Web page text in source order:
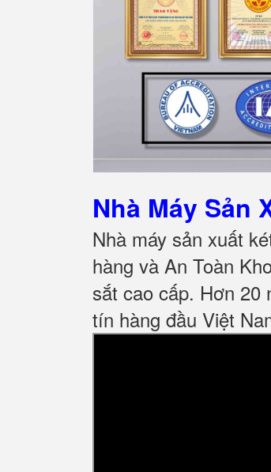
Nhà Máy Sản
Nhà máy sản xuất
hàng và An Toàn
sắt cao cấp. Hơn 20
tín hàng đầu Việt